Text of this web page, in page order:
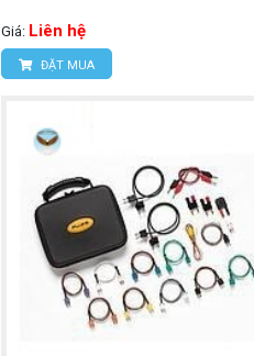
Giá: Liên hệ
ĐẶT MUA